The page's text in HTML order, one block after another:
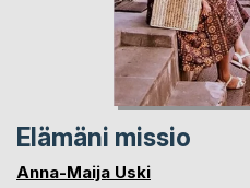
Elämäni missio
Anna-Maija Uski